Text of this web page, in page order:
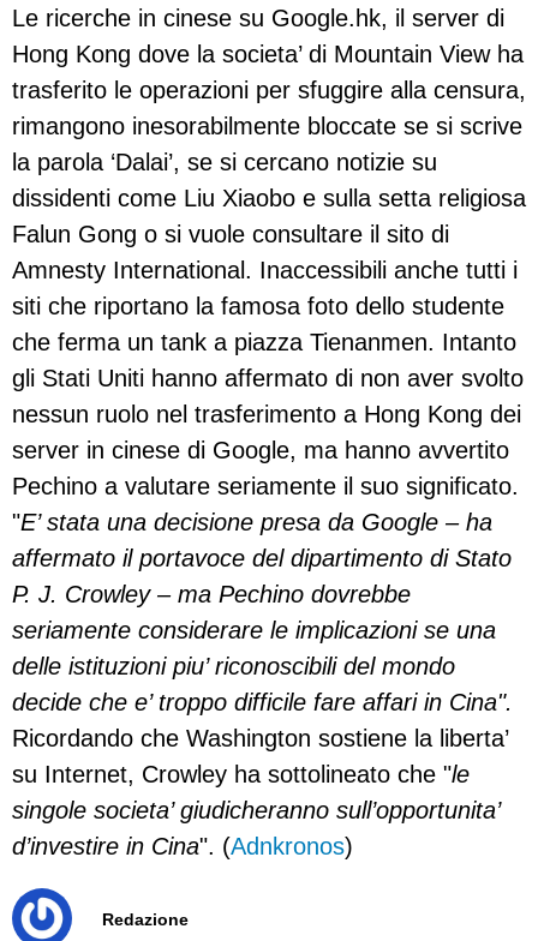
Le ricerche in cinese su Google.hk, il server di
Hong Kong dove la societa’ di Mountain View ha
trasferito le operazioni per sfuggire alla censura,
rimangono inesorabilmente bloccate se si scrive
la parola ‘Dalai’, se si cercano notizie su
dissidenti come Liu Xiaobo e sulla setta religiosa
Falun Gong o si vuole consultare il sito di
Amnesty International. Inaccessibili anche tutti i
siti che riportano la famosa foto dello studente
che ferma un tank a piazza Tienanmen. Intanto
gli Stati Uniti hanno affermato di non aver svolto
nessun ruolo nel trasferimento a Hong Kong dei
server in cinese di Google, ma hanno avvertito
Pechino a valutare seriamente il suo significato.
"E’ stata una decisione presa da Google – ha
affermato il portavoce del dipartimento di Stato
P. J. Crowley – ma Pechino dovrebbe
seriamente considerare le implicazioni se una
delle istituzioni piu’ riconoscibili del mondo
decide che e’ troppo difficile fare affari in Cina".
Ricordando che Washington sostiene la liberta’
su Internet, Crowley ha sottolineato che "le
singole societa’ giudicheranno sull’opportunita’
d’investire in Cina". (Adnkronos)
Redazione